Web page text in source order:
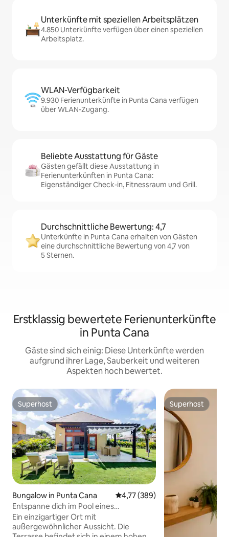
Unterkünfte mit speziellen Arbeitsplätzen
4.850 Unterkünfte verfügen über einen speziellen
Arbeitsplatz.
WLAN-Verfügbarkeit
9.930 Ferienunterkünfte in Punta Cana verfügen
über WLAN-Zugang.
Beliebte Ausstattung für Gäste
Gästen gefällt diese Ausstattung in
Ferienunterkünften in Punta Cana:
Eigenständiger Check-in, Fitnessraum und Grill.
Durchschnittliche Bewertung: 4,7
Unterkünfte in Punta Cana erhalten von Gästen
eine durchschnittliche Bewertung von 4,7 von
5 Sternen.
Erstklassig bewertete Ferienunterkünfte
in Punta Cana
Gäste sind sich einig: Diese Unterkünfte werden
aufgrund ihrer Lage, Sauberkeit und weiteren
Aspekten hoch bewertet.
Superhost
Superhost
Bungalow in Punta Cana Durchschnittliche Bewertung:
4,77 (389)
Entspanne dich im Pool eines
wunderbaren Bungalows
Ein einzigartiger Ort mit
außergewöhnlicher Aussicht. Die
Superhost
Superhost